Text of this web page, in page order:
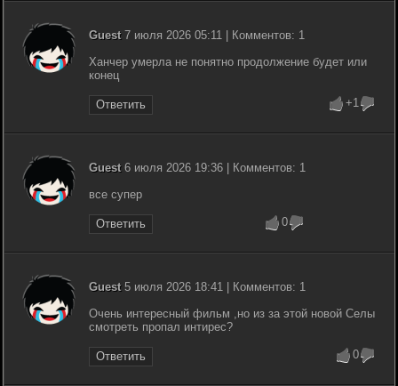
Guest7 июля 2026 05:11 | Комментов: 1
Ханчер умерла не понятно продолжение будет или
конец
Ответить +1
Guest6 июля 2026 19:36 | Комментов: 1
все супер
Ответить 0
Guest5 июля 2026 18:41 | Комментов: 1
Очень интересный фильм ,но из за этой новой Селы
смотреть пропал интирес?
Ответить 0